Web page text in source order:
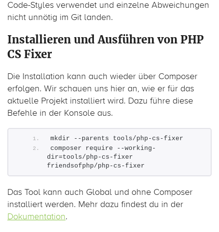
Code-Styles verwendet und einzelne Abweichungen
nicht unnötig im Git landen.
Installieren und Ausführen von PHP
CS Fixer
Die Installation kann auch wieder über Composer
erfolgen. Wir schauen uns hier an, wie er für das
aktuelle Projekt installiert wird. Dazu führe diese
Befehle in der Konsole aus.
mkdir --parents tools/php-cs-fixer
composer require --working-
dir=tools/php-cs-fixer
friendsofphp/php-cs-fixer
Das Tool kann auch Global und ohne Composer
installiert werden. Mehr dazu findest du in der
Dokumentation.